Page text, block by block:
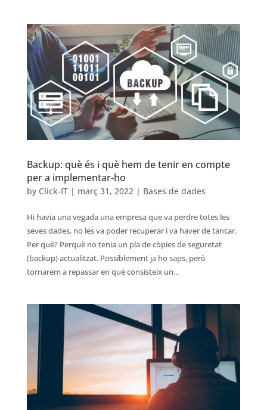
Backup: què és i què hem de tenir en compte
per a implementar-ho
by Click-IT| març 31, 2022| Bases de dades
Hi havia una vegada una empresa que va perdre totes les
seves dades, no les va poder recuperar i va haver de tancar.
Per què? Perquè no tenia un pla de còpies de seguretat
(backup) actualitzat. Possiblement ja ho saps, però
tornarem a repassar en què consisteix un...